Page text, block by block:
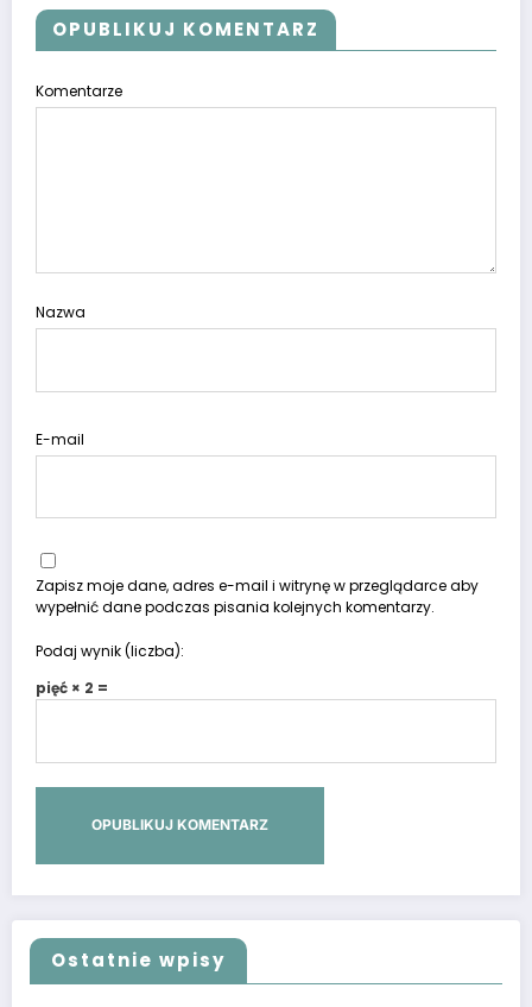
OPUBLIKUJ KOMENTARZ
Komentarze
Nazwa
E-mail
Zapisz moje dane, adres e-mail i witrynę w przeglądarce aby
wypełnić dane podczas pisania kolejnych komentarzy.
Podaj wynik (liczba):
pięć × 2 =
Ostatnie wpisy